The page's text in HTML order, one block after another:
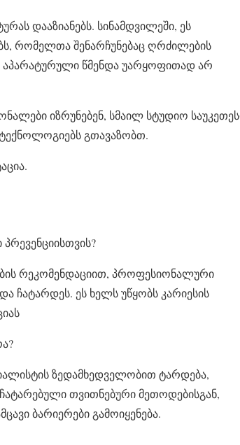
დააზიანებს. სინამდვილეში, ეს
რომელთა შენარჩუნებაც ღრძილების
აპარატურული წმენდა უარყოფითად არ
იზრუნებენ, სმაილ სტუდიო
გთავაზობთ.
რეკომენდაციით, პროფესიონალური
ჩატარდეს. ეს ხელს უწყობს კარიესის
ზედამხედველობით ტარდება,
თვითნებური მეთოდებისგან,
ბარიერები გამოიყენება.